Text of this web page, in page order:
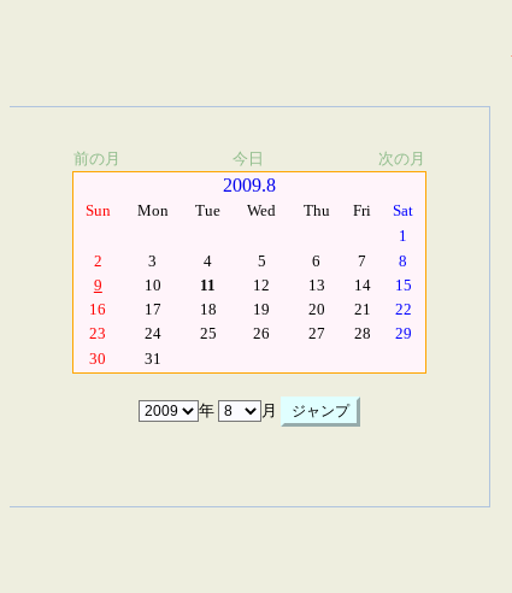
前の月 今日 次の月
2009.8
Sun Mon Tue Wed Thu Fri
Sat
1
2
3 4 5 6 7
8
9
10 11 12 13 14
15
16
17 18 19 20 21
22
23
24 25 26 27 28
29
30
31
年 月